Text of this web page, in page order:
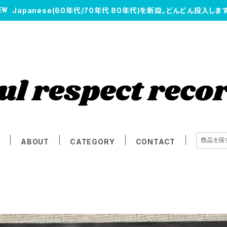
Japanese(60年代/70年代 80年代)を新設。どんどん投入します
ABOUT CATEGORY CONTACT